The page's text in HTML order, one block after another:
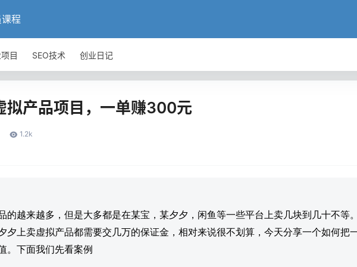
程
目 SEO技术 创业日记
拟产品项目，一单赚300元
1.2k
的越来越多，但是大多都是在某宝，某夕夕，闲鱼等一些平台上卖几块到几十不等
夕上卖虚拟产品都需要交几万的保证金，相对来说很不划算，今天分享一个如何把
。下面我们先看案例